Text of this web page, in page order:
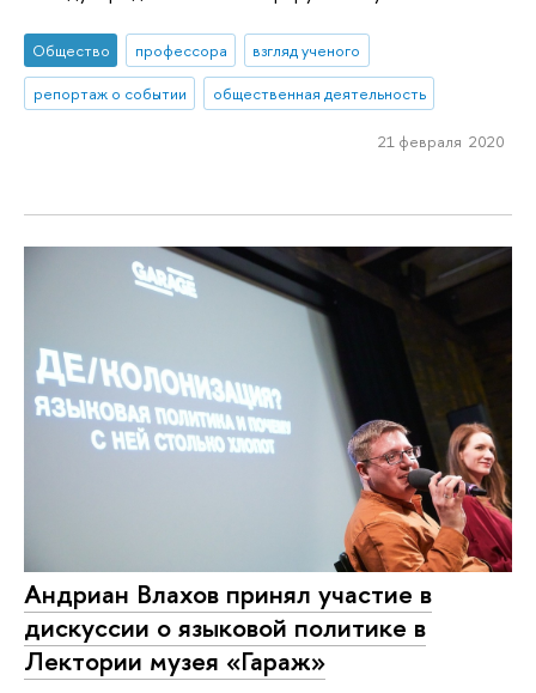
Общество профессора
взгляд ученого
репортаж о событии
общественная деятельность
21 февраля 2020
Андриан Влахов принял участие в
дискуссии о языковой политике в
Лектории музея «Гараж»